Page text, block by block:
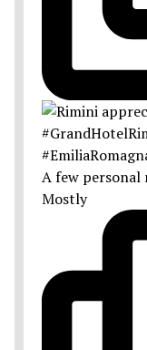
A few personal
Mostly